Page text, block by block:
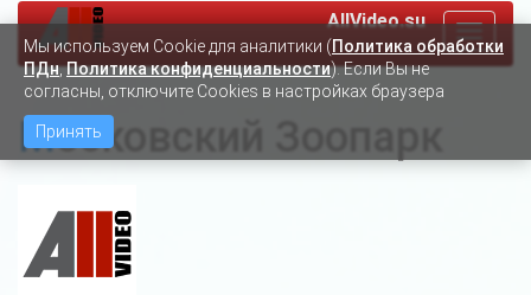
AllVideo.su
Московский Зоопарк
Мы используем Сookie для аналитики (Политика обработки
ПДн,Политика конфиденциальности). Если Вы не
согласны, отключите Cookies в настройках браузера
Принять